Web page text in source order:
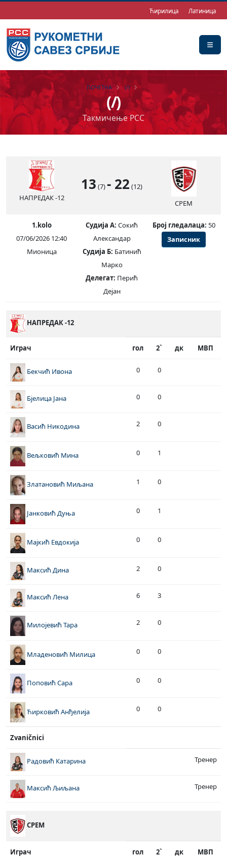
Ћирилица Латиница
(/)
Такмичење РСС
ПОЧЕТНА (/)
НАПРЕДАК -12
13 (7)- 22 (12)
СРЕМ
1.kolo
07/06/2026 12:40
Мионица
Судија А: Сокић
Александар
Судија Б: Батинић
Марко
Делегат: Перић
Дејан
Број гледалаца: 50
Записник
НАПРЕДАК -12
Играч гол 2` дк МВП
Бекчић Ивона 0 0
Бјелица Јана 0 0
Васић Никодина 2 0
Вељковић Мина 0 1
Златановић Миљана 1 0
Јанковић Дуња 0 1
Мајкић Евдокија 0 0
Максић Дина 2 0
Максић Лена 6 3
Милојевић Тара 2 0
Младеновић Милица 0 0
Поповић Сара 0 0
Ћирковић Анђелија 0 0
Zvaničnici
Радовић Катарина Тренер
Максић Љиљана Тренер
СРЕМ
Играч гол 2` дк МВП